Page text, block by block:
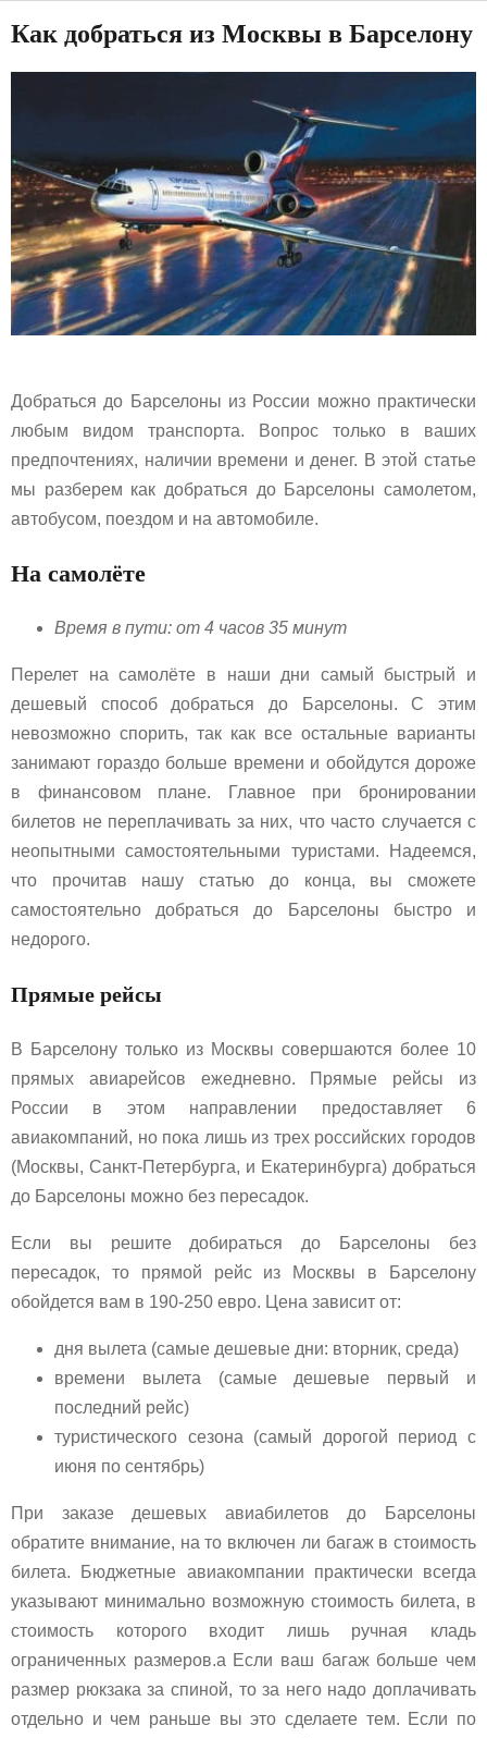
Как добраться из Москвы в Барселону
Добраться до Барселоны из России можно практически
любым видом транспорта. Вопрос только в ваших
предпочтениях, наличии времени и денег. В этой статье
мы разберем как добраться до Барселоны самолетом,
автобусом, поездом и на автомобиле.
На самолёте
Время в пути: от 4 часов 35 минут
Перелет на самолёте в наши дни самый быстрый и
дешевый способ добраться до Барселоны. С этим
невозможно спорить, так как все остальные варианты
занимают гораздо больше времени и обойдутся дороже
в финансовом плане. Главное при бронировании
билетов не переплачивать за них, что часто случается с
неопытными самостоятельными туристами. Надеемся,
что прочитав нашу статью до конца, вы сможете
самостоятельно добраться до Барселоны быстро и
недорого.
Прямые рейсы
В Барселону только из Москвы совершаются более 10
прямых авиарейсов ежедневно. Прямые рейсы из
России в этом направлении предоставляет 6
авиакомпаний, но пока лишь из трех российских городов
(Москвы, Санкт-Петербурга, и Екатеринбурга) добраться
до Барселоны можно без пересадок.
Если вы решите добираться до Барселоны без
пересадок, то прямой рейс из Москвы в Барселону
обойдется вам в 190-250 евро. Цена зависит от:
дня вылета (самые дешевые дни: вторник, среда)
времени вылета (самые дешевые первый и
последний рейс)
туристического сезона (самый дорогой период с
июня по сентябрь)
При заказе дешевых авиабилетов до Барселоны
обратите внимание, на то включен ли багаж в стоимость
билета. Бюджетные авиакомпании практически всегда
указывают минимально возможную стоимость билета, в
стоимость которого входит лишь ручная кладь
ограниченных размеров.а Если ваш багаж больше чем
размер рюкзака за спиной, то за него надо доплачивать
отдельно и чем раньше вы это сделаете тем. Если по